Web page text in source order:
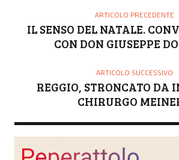
ARTICOLO PRECEDENTE
IL SENSO DEL NATALE.
CON DON GIUSEPPE
ARTICOLO SUCCESSIVO
REGGIO, STRONCATO DA
CHIRURGO